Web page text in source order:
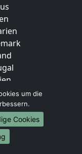
um die
Cookies